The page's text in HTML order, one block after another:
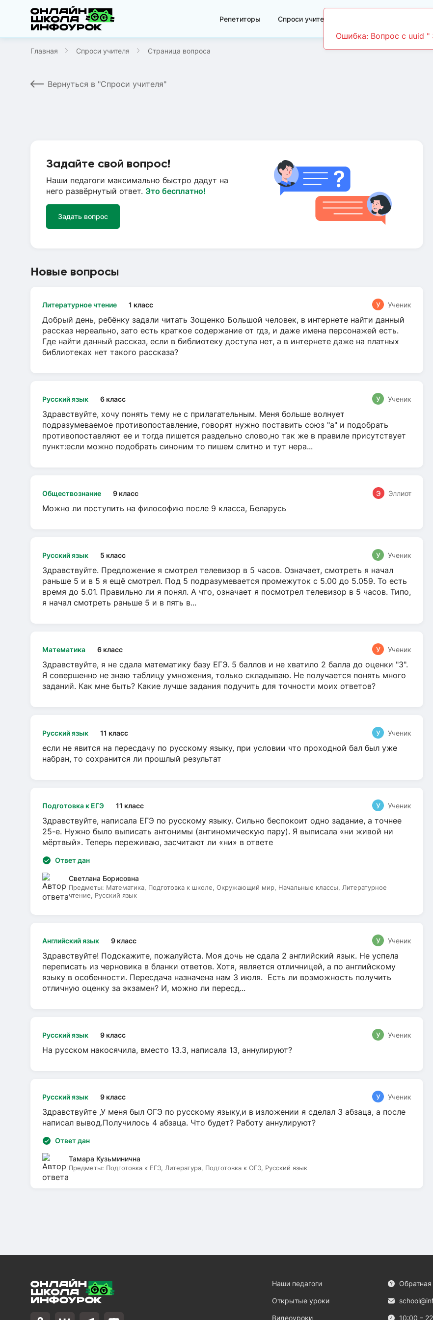
Репетиторы Спроси учителя
Главная Спроси учителя Страница вопроса
Вернуться в "Спроси учителя"
Задайте свой вопрос!
Наши педагоги максимально быстро дадут на
него развёрнутый ответ. Это бесплатно!
Задать вопрос
Новые вопросы
Литературное чтение 1 класс У Ученик
Добрый день, ребёнку задали читать Зощенко Большой человек, в интернете найти данный
рассказ нереально, зато есть краткое содержание от гдз, и даже имена персонажей есть.
Где найти данный рассказ, если в библиотеку доступа нет, а в интернете даже на платных
библиотеках нет такого рассказа?
Русский язык 6 класс У Ученик
Здравствуйте, хочу понять тему не с прилагательным. Меня больше волнует
подразумеваемое противопоставление, говорят нужно поставить союз "а" и подобрать
противопоставляют ее и тогда пишется раздельно слово,но так же в правиле присутствует
пункт:если можно подобрать синоним то пишем слитно и тут нера...
Обществознание 9 класс Э Эллиот
Можно ли поступить на философию после 9 класса, Беларусь
Русский язык 5 класс У Ученик
Здравствуйте. Предложение я смотрел телевизор в 5 часов. Означает, смотреть я начал
раньше 5 и в 5 я ещё смотрел. Под 5 подразумевается промежуток с 5.00 до 5.059. То есть
время до 5.01. Правильно ли я понял. А что, означает я посмотрел телевизор в 5 часов. Типо,
я начал смотреть раньше 5 и в пять в...
Математика 6 класс У Ученик
Здравствуйте, я не сдала математику базу ЕГЭ. 5 баллов и не хватило 2 балла до оценки "3".
Я совершенно не знаю таблицу умножения, только складываю. Не получается понять много
заданий. Как мне быть? Какие лучше задания подучить для точности моих ответов?
Русский язык 11 класс У Ученик
если не явится на пересдачу по русскому языку, при условии что проходной бал был уже
набран, то сохранится ли прошлый результат
Подготовка к ЕГЭ 11 класс У Ученик
Здравствуйте, написала ЕГЭ по русскому языку. Сильно беспокоит одно задание, а точнее
25-е. Нужно было выписать антонимы (антиномическую пару). Я выписала «ни живой ни
мёртвый». Теперь переживаю, засчитают ли «ни» в ответе
Ответ дан
Светлана Борисовна
Предметы: Математика, Подготовка к школе, Окружающий мир, Начальные классы, Литературное
чтение, Русский язык
Английский язык 9 класс У Ученик
Здравствуйте! Подскажите, пожалуйста. Моя дочь не сдала 2 английский язык. Не успела
переписать из черновика в бланки ответов. Хотя, является отличницей, а по английскому
языку в особенности. Пересдача назначена нам 3 июля. Есть ли возможность получить
отличную оценку за экзамен? И, можно ли пересд...
Русский язык 9 класс У Ученик
На русском накосячила, вместо 13.3, написала 13, аннулируют?
Русский язык 9 класс У Ученик
Здравствуйте ,У меня был ОГЭ по русскому языку,и в изложении я сделал 3 абзаца, а после
написал вывод.Получилось 4 абзаца. Что будет? Работу аннулируют?
Ответ дан
Тамара Кузьминична
Предметы: Подготовка к ЕГЭ, Литература, Подготовка к ОГЭ, Русский язык
Наши педагоги
Открытые уроки
Видеоуроки
Обратная
10:00 –